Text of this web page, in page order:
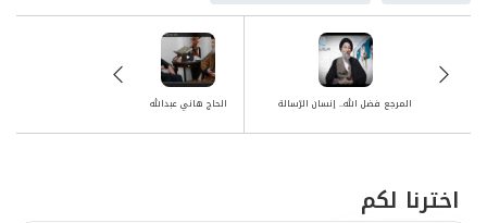
الحاج هاني عبدالله المرجع فضل الله.. إنسان الرّسالة
اخترنا لكم